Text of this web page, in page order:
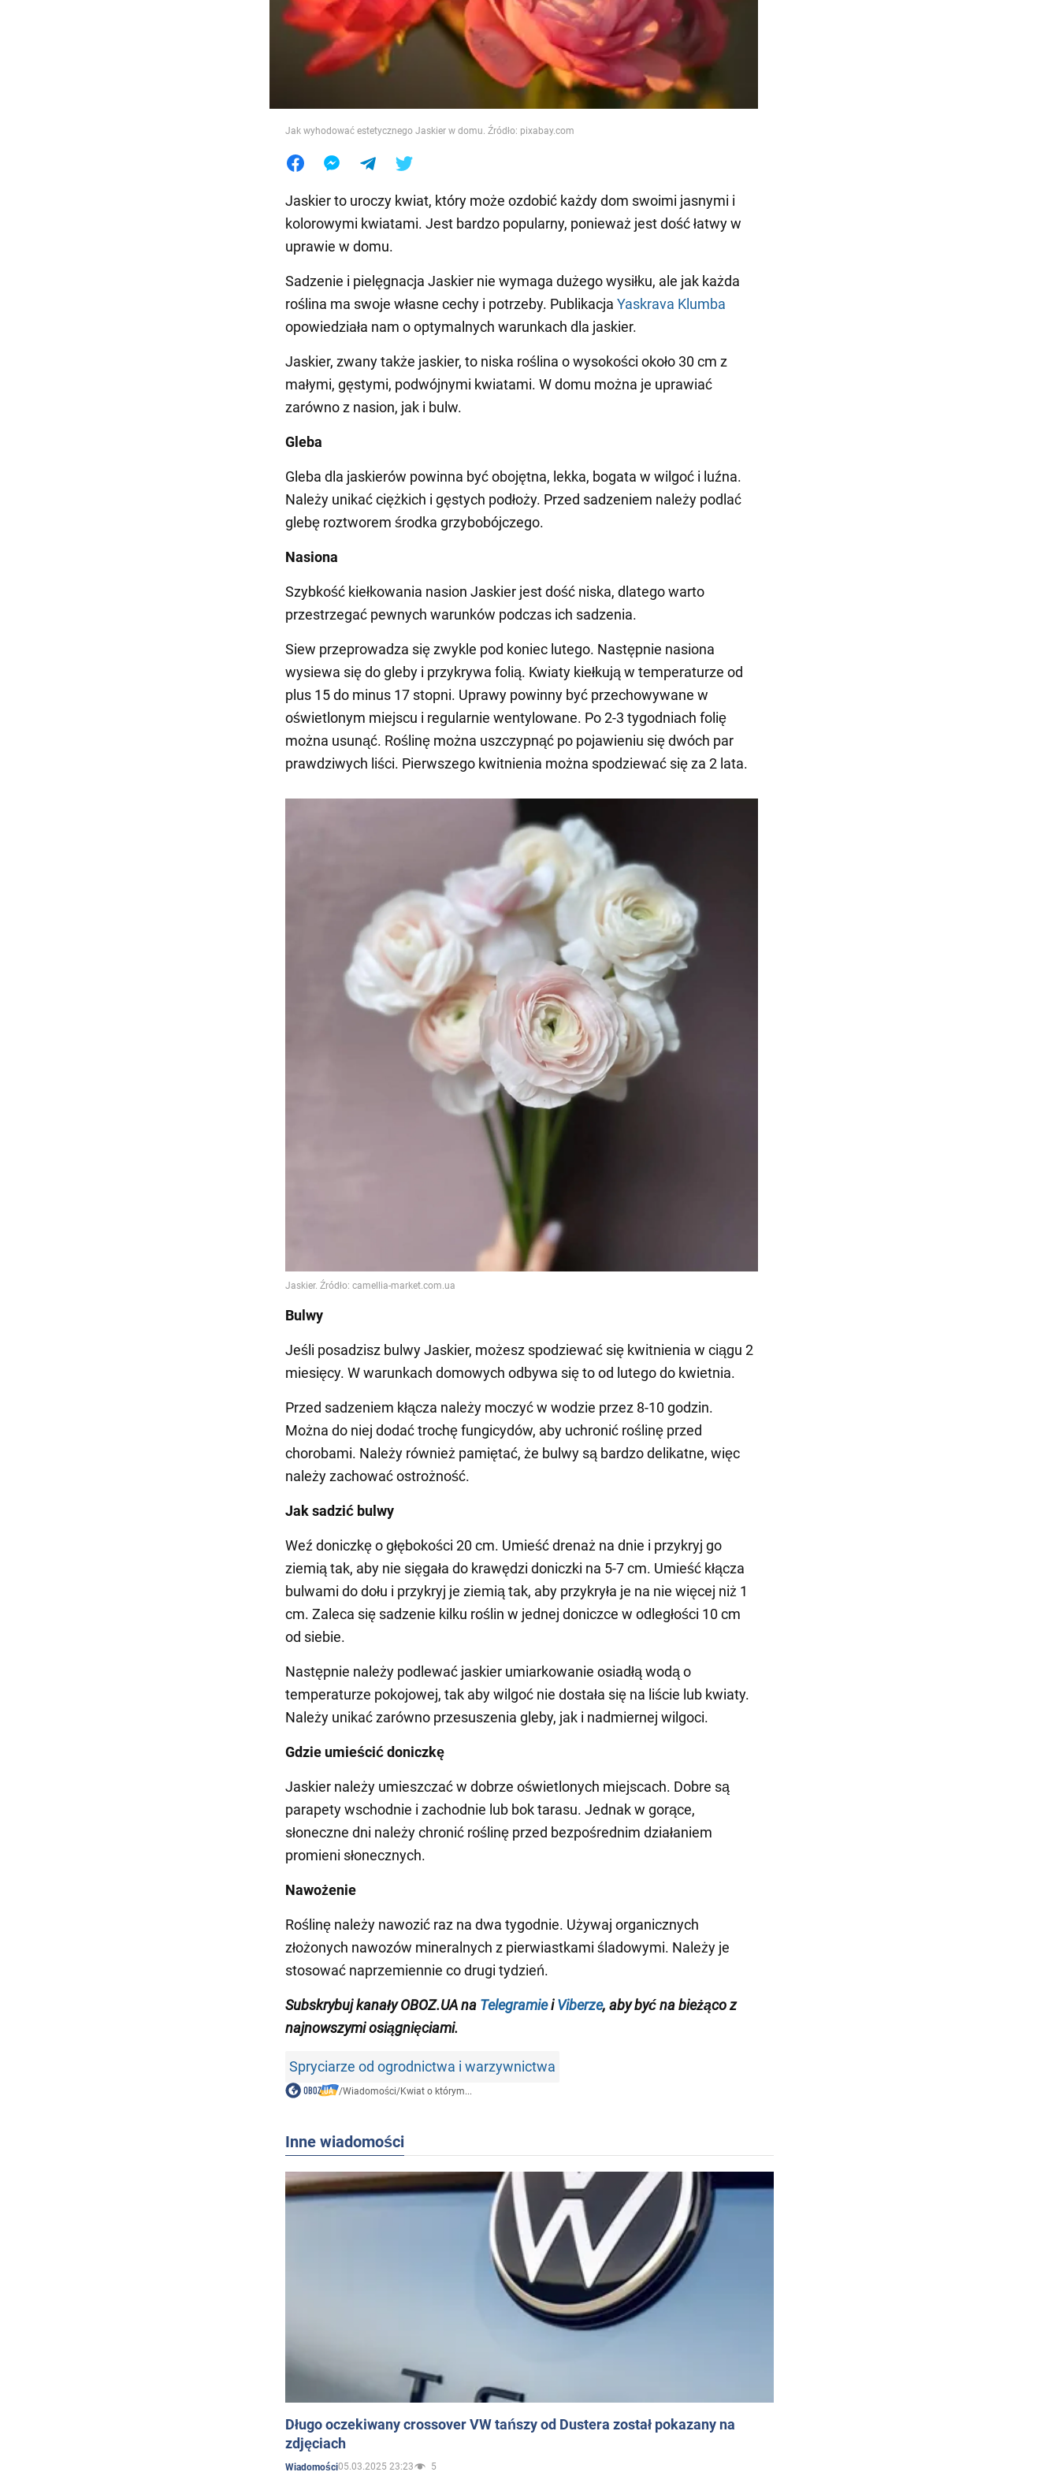
Jedzenie
Jak wyhodować estetycznego Jaskier w domu. Źródło: pixabay.com
Jaskier to uroczy kwiat, który może ozdobić każdy dom swoimi jasnymi i
kolorowymi kwiatami. Jest bardzo popularny, ponieważ jest dość łatwy w
uprawie w domu.
Sadzenie i pielęgnacja Jaskier nie wymaga dużego wysiłku, ale jak każda
roślina ma swoje własne cechy i potrzeby. Publikacja Yaskrava Klumba
opowiedziała nam o optymalnych warunkach dla jaskier.
Jaskier, zwany także jaskier, to niska roślina o wysokości około 30 cm z
małymi, gęstymi, podwójnymi kwiatami. W domu można je uprawiać
zarówno z nasion, jak i bulw.
Gleba
Gleba dla jaskierów powinna być obojętna, lekka, bogata w wilgoć i luźna.
Należy unikać ciężkich i gęstych podłoży. Przed sadzeniem należy podlać
glebę roztworem środka grzybobójczego.
Nasiona
Szybkość kiełkowania nasion Jaskier jest dość niska, dlatego warto
przestrzegać pewnych warunków podczas ich sadzenia.
Siew przeprowadza się zwykle pod koniec lutego. Następnie nasiona
wysiewa się do gleby i przykrywa folią. Kwiaty kiełkują w temperaturze od
plus 15 do minus 17 stopni. Uprawy powinny być przechowywane w
oświetlonym miejscu i regularnie wentylowane. Po 2-3 tygodniach folię
można usunąć. Roślinę można uszczypnąć po pojawieniu się dwóch par
prawdziwych liści. Pierwszego kwitnienia można spodziewać się za 2 lata.
Bulwy
Jeśli posadzisz bulwy Jaskier, możesz spodziewać się kwitnienia w ciągu 2
miesięcy. W warunkach domowych odbywa się to od lutego do kwietnia.
Przed sadzeniem kłącza należy moczyć w wodzie przez 8-10 godzin.
Można do niej dodać trochę fungicydów, aby uchronić roślinę przed
chorobami. Należy również pamiętać, że bulwy są bardzo delikatne, więc
należy zachować ostrożność.
Jak sadzić bulwy
Weź doniczkę o głębokości 20 cm. Umieść drenaż na dnie i przykryj go
ziemią tak, aby nie sięgała do krawędzi doniczki na 5-7 cm. Umieść kłącza
bulwami do dołu i przykryj je ziemią tak, aby przykryła je na nie więcej niż 1
cm. Zaleca się sadzenie kilku roślin w jednej doniczce w odległości 10 cm
od siebie.
Następnie należy podlewać jaskier umiarkowanie osiadłą wodą o
temperaturze pokojowej, tak aby wilgoć nie dostała się na liście lub kwiaty.
Należy unikać zarówno przesuszenia gleby, jak i nadmiernej wilgoci.
Gdzie umieścić doniczkę
Jaskier należy umieszczać w dobrze oświetlonych miejscach. Dobre są
parapety wschodnie i zachodnie lub bok tarasu. Jednak w gorące,
słoneczne dni należy chronić roślinę przed bezpośrednim działaniem
promieni słonecznych.
Nawożenie
Roślinę należy nawozić raz na dwa tygodnie. Używaj organicznych
złożonych nawozów mineralnych z pierwiastkami śladowymi. Należy je
stosować naprzemiennie co drugi tydzień.
Subskrybuj kanały OBOZ.UA na TelegramieiViberze, aby być na bieżąco z
najnowszymi osiągnięciami.
Spryciarze od ogrodnictwa i warzywnictwa
/Wiadomości/Kwiat o którym...
Inne wiadomości
Długo oczekiwany crossover VW tańszy od Dustera został pokazany na
zdjęciach
Wiadomości05.03.2025 23:23 5